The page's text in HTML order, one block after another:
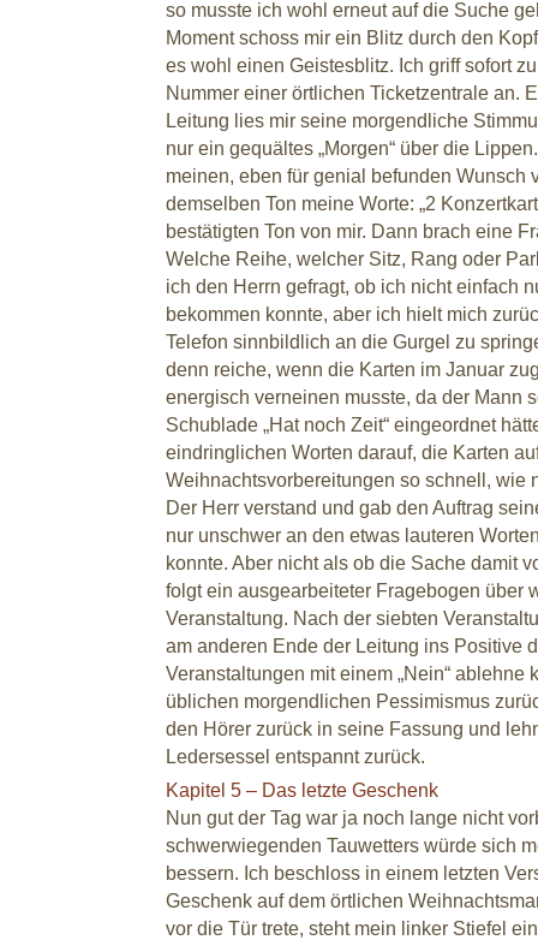
so musste ich wohl erneut auf die Suche
Moment schoss mir ein Blitz durch den
es wohl einen Geistesblitz. Ich griff sofort
Nummer einer örtlichen Ticketzentrale an.
Leitung lies mir seine morgendliche
nur ein gequältes „Morgen“ über die
meinen, eben für genial befunden Wunsch
demselben Ton meine Worte: „2
bestätigten Ton von mir. Dann brach eine
Welche Reihe, welcher Sitz, Rang oder
ich den Herrn gefragt, ob ich nicht einfach
bekommen konnte, aber ich hielt mich
Telefon sinnbildlich an die Gurgel zu
denn reiche, wenn die Karten im Januar
energisch verneinen musste, da der Mann
Schublade „Hat noch Zeit“ eingeordnet
eindringlichen Worten darauf, die Karten
Weihnachtsvorbereitungen so schnell, wie
Der Herr verstand und gab den Auftrag
nur unschwer an den etwas lauteren
konnte. Aber nicht als ob die Sache damit
folgt ein ausgearbeiteter Fragebogen über
Veranstaltung. Nach der siebten
am anderen Ende der Leitung ins Positive
Veranstaltungen mit einem „Nein“ ablehne
üblichen morgendlichen Pessimismus
den Hörer zurück in seine Fassung und
Ledersessel entspannt zurück.
Kapitel 5 – Das letzte Geschenk
Nun gut der Tag war ja noch lange nicht
schwerwiegenden Tauwetters würde sich
bessern. Ich beschloss in einem letzten
Geschenk auf dem örtlichen
vor die Tür trete, steht mein linker Stiefel